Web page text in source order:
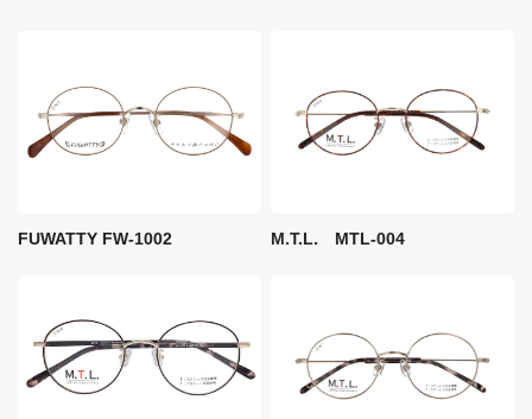
FUWATTY FW-1002 M.T.L. MTL-004